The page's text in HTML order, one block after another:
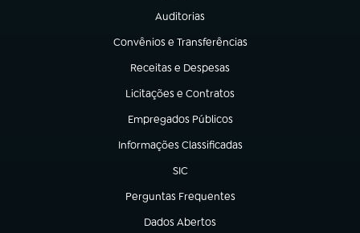
Auditorias
(abre em nova aba)
Convênios e Transferências
(abre em nova aba)
Receitas e Despesas
(abre em nova aba)
Licitações e Contratos
(abre em nova aba)
Empregados Públicos
(abre em nova aba)
Informações Classificadas
(abre em nova aba)
SIC
(abre em nova aba)
Perguntas Frequentes
(abre em nova aba)
Dados Abertos
(abre em nova aba)